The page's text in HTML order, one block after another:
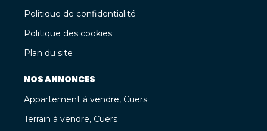
Politique de confidentialité
Politique des cookies
Plan du site
NOS ANNONCES
Appartement à vendre, Cuers
Terrain à vendre, Cuers